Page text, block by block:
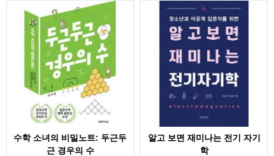
수학 소녀의 비밀노트: 두근두
근 경우의 수
알고 보면 재미나는 전기 자기
학